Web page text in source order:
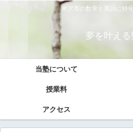
米沢市の数学と英語に特
夢を叶える
当塾について
授業料
アクセス